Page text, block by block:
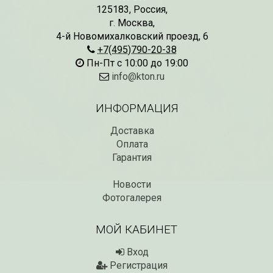
СКИДКИ 15 % НА ДУГИ, ЗАБОРЫ,
11.03.2024
Скидки 15% !!! При заказе
товаров на сумму от 1000 руб. с
ЧИТАТЬ ДАЛЕЕ →
БЕСПЛАТНАЯ
В первый день весны
125183, Россия,
г. Москва,
4-й Новомихалковский проезд, 6
+7(495)790-20-38
Пн-Пт с 10:00 до 19:00
info@kton.ru
ИНФОРМАЦИЯ
Доставка
Оплата
Гарантия
Новости
Фотогалерея
МОЙ КАБИНЕТ
Вход
Регистрация